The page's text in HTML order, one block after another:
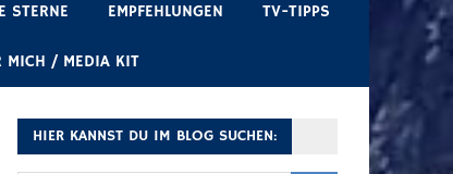
STERNE EMPFEHLUNGEN TV-TIPPS
MICH / MEDIA KIT
HIER KANNST DU IM BLOG SUCHEN: